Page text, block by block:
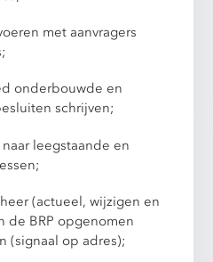
met aanvragers
onderbouwde en
schrijven;
leegstaande en
(actueel, wijzigen en
de BRP opgenomen
(signaal op adres);